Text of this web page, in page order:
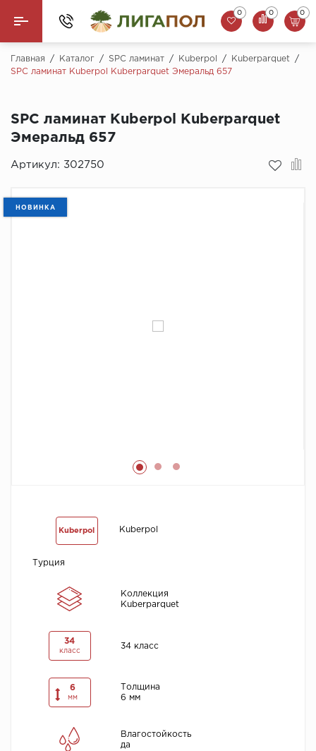
Назад
Кварцвинил (LVT)
0 0 0
Главная / Каталог / SPC ламинат / Kuberpol / Kuberparquet
/
SPC ламинат Kuberpol Kuberparquet Эмеральд 657
SPC ламинат Kuberpol Kuberparquet
Эмеральд 657
Артикул: 302750
НОВИНКА
Kuberpol Kuberpol
Турция
Коллекция
Kuberparquet
34
класс
34 класс
6
мм
Толщина
6 мм
Влагостойкость
да